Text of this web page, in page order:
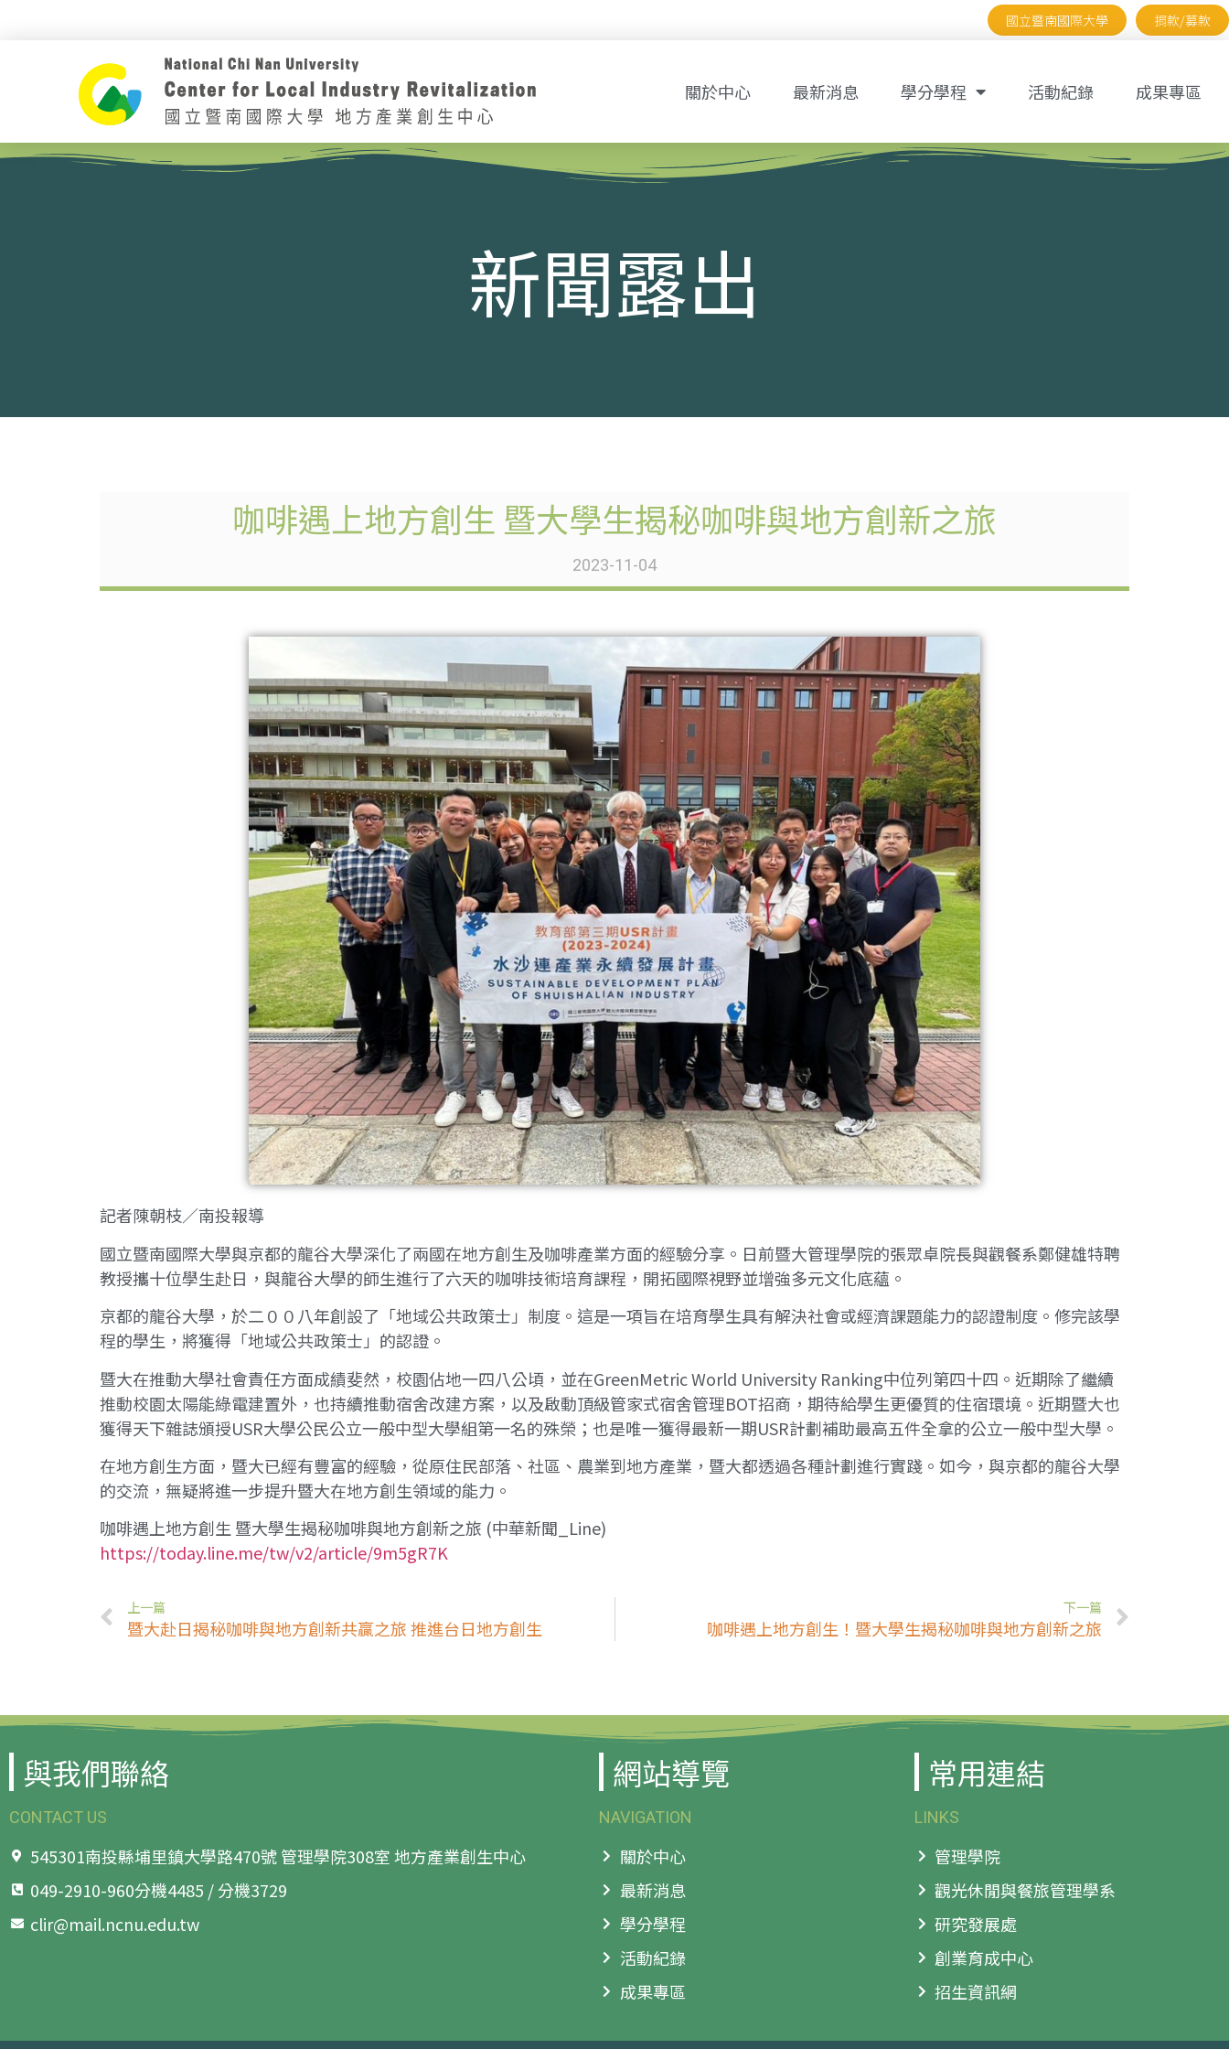
國立暨南國際大學 捐款/募款
關於中心 最新消息 學分學程 活動紀錄 成果專區
新聞露出
咖啡遇上地方創生 暨大學生揭秘咖啡與地方創新之旅
2023-11-04
記者陳朝枝∕南投報導
國立暨南國際大學與京都的龍谷大學深化了兩國在地方創生及咖啡產業方面的經驗分享。日前暨大管理學院的張眾卓院長與觀餐系鄭健雄特聘
教授攜十位學生赴日，與龍谷大學的師生進行了六天的咖啡技術培育課程，開拓國際視野並增強多元文化底蘊。
京都的龍谷大學，於二００八年創設了「地域公共政策士」制度。這是一項旨在培育學生具有解決社會或經濟課題能力的認證制度。修完該學
程的學生，將獲得「地域公共政策士」的認證。
暨大在推動大學社會責任方面成績斐然，校園佔地一四八公頃，並在GreenMetric World University Ranking中位列第四十四。近期除了繼續
推動校園太陽能綠電建置外，也持續推動宿舍改建方案，以及啟動頂級管家式宿舍管理BOT招商，期待給學生更優質的住宿環境。近期暨大也
獲得天下雜誌頒授USR大學公民公立一般中型大學組第一名的殊榮；也是唯一獲得最新一期USR計劃補助最高五件全拿的公立一般中型大學。
在地方創生方面，暨大已經有豐富的經驗，從原住民部落、社區、農業到地方產業，暨大都透過各種計劃進行實踐。如今，與京都的龍谷大學
的交流，無疑將進一步提升暨大在地方創生領域的能力。
咖啡遇上地方創生 暨大學生揭秘咖啡與地方創新之旅 (中華新聞_Line)
https://today.line.me/tw/v2/article/9m5gR7K
上一篇
暨大赴日揭秘咖啡與地方創新共贏之旅 推進台日地方創生
下一篇
咖啡遇上地方創生！暨大學生揭秘咖啡與地方創新之旅
與我們聯絡
CONTACT US
545301南投縣埔里鎮大學路470號 管理學院308室 地方產業創生中心
049-2910-960分機4485 / 分機3729
clir@mail.ncnu.edu.tw
網站導覽
NAVIGATION
關於中心
最新消息
學分學程
活動紀錄
成果專區
常用連結
LINKS
管理學院
觀光休閒與餐旅管理學系
研究發展處
創業育成中心
招生資訊網